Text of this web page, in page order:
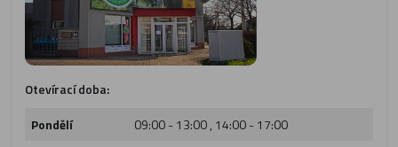
Otevírací doba:
Pondělí
09:00 - 13:00 , 14:00 - 17:00